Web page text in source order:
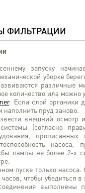
ФИЛЬТРАЦИИ
запуску
уборке
различные
количество ила можно
. Если слой органики
наполнить пруд заново.
внешний осмотр
(согласно
насоса,
лампы не более 2-х
пуске только
чтобы убедиться
выполнены